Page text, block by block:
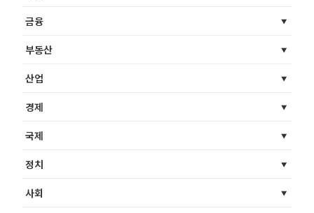
금융
부동산
산업
경제
국제
정치
사회